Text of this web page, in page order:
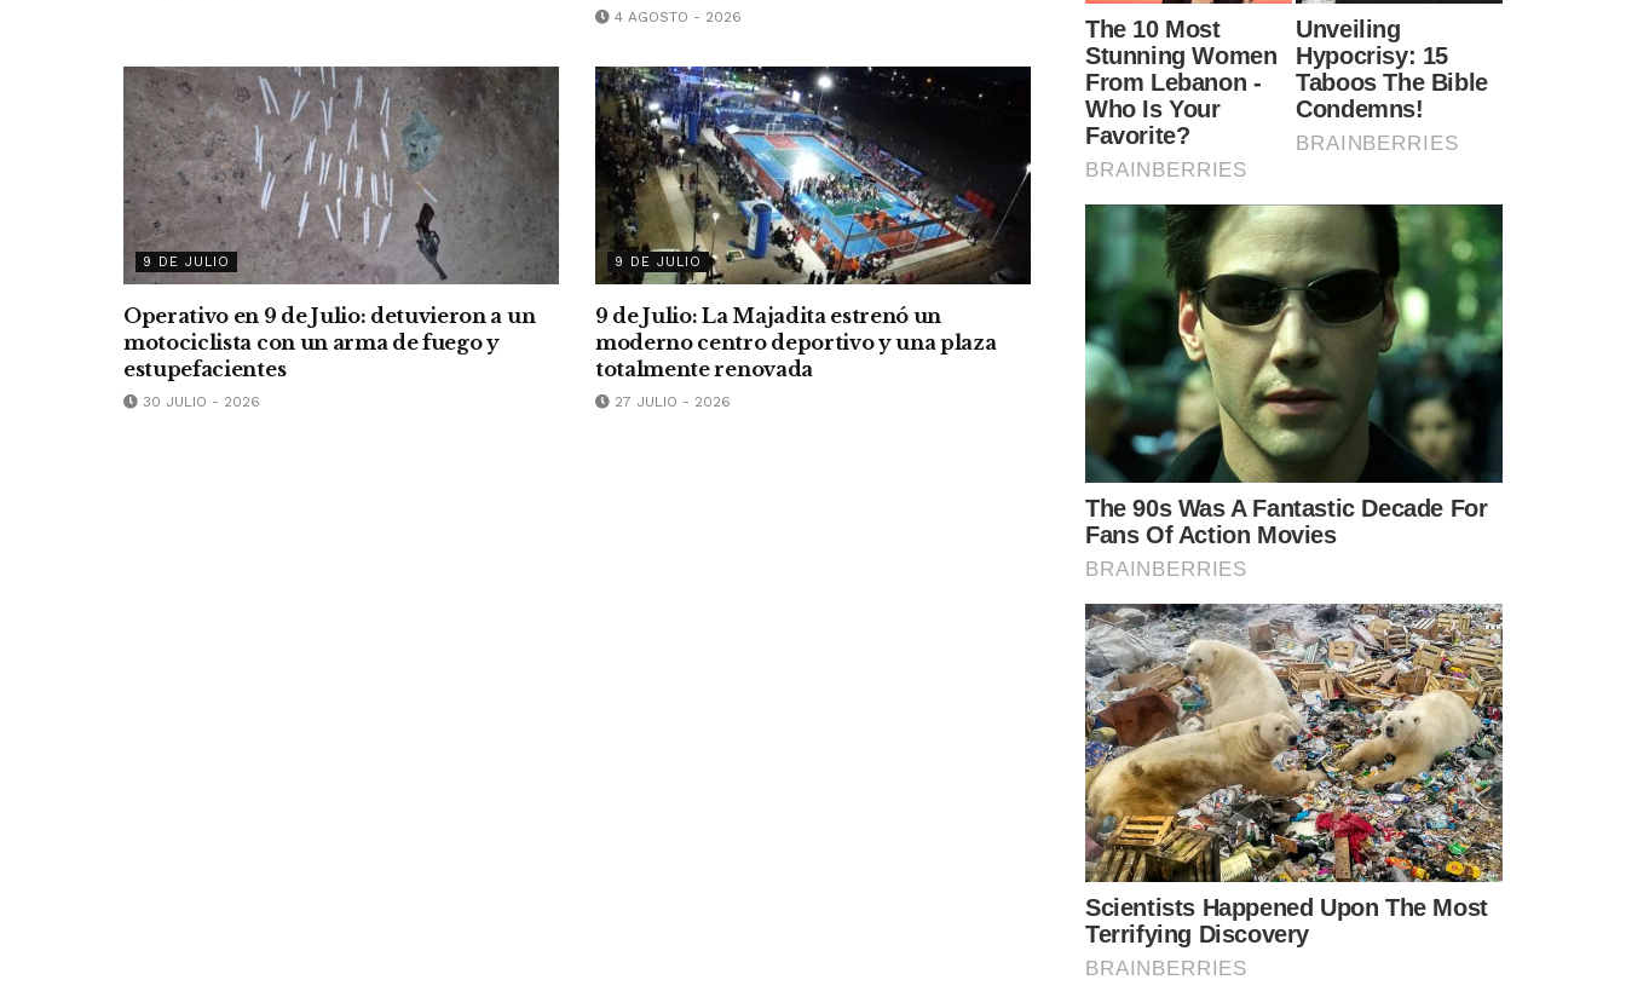
4 AGOSTO - 2026
9 DE JULIO
Operativo en 9 de Julio: detuvieron a un
motociclista con un arma de fuego y
estupefacientes
30 JULIO - 2026
9 DE JULIO
9 de Julio: La Majadita estrenó un
moderno centro deportivo y una plaza
totalmente renovada
27 JULIO - 2026